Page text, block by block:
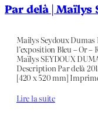
Par delà | Maïlys
Mailys Seydoux
l’exposition Bleu – Or –
Maïlys SEYDOUX
Description Par delà
[420 x 520 mm]
Lire la suite